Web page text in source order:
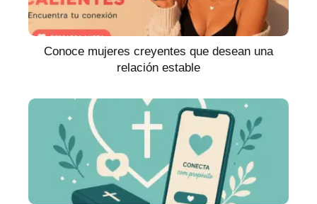
Conoce mujeres creyentes que desean una
relación estable